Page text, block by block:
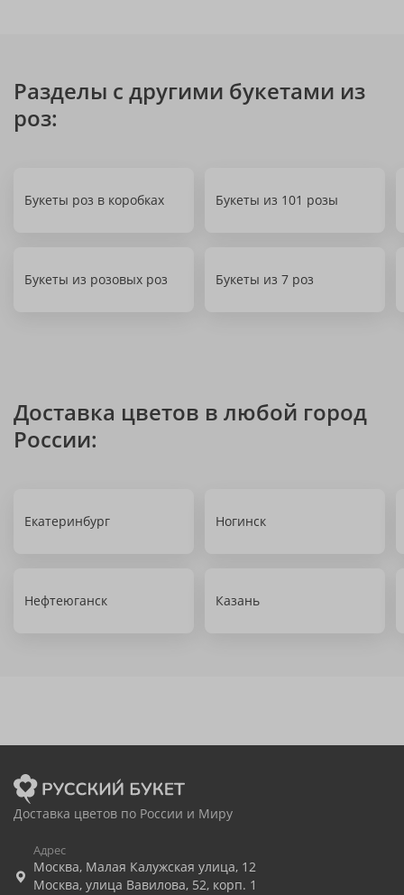
Разделы с другими букетами из
роз:
Букеты роз в коробках Букеты из 101 розы
Букеты из розовых роз Букеты из 7 роз
Доставка цветов в любой город
России:
Екатеринбург Ногинск
Нефтеюганск Казань
Доставка цветов по России и Миру
Адрес
Москва, Малая Калужская улица, 12
Москва, улица Вавилова, 52, корп. 1